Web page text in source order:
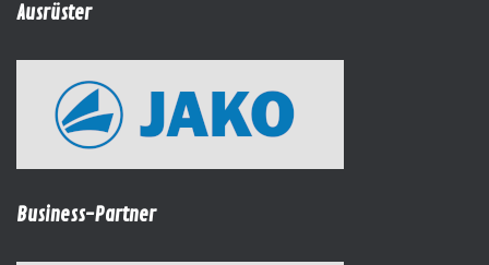
Ausrüster
Business-Partner